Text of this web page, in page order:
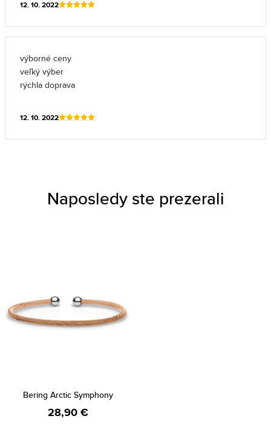
12. 10. 2022
výborné ceny
veľký výber
rýchla doprava
12. 10. 2022
Naposledy ste prezerali
Bering Arctic Symphony
28,90 €